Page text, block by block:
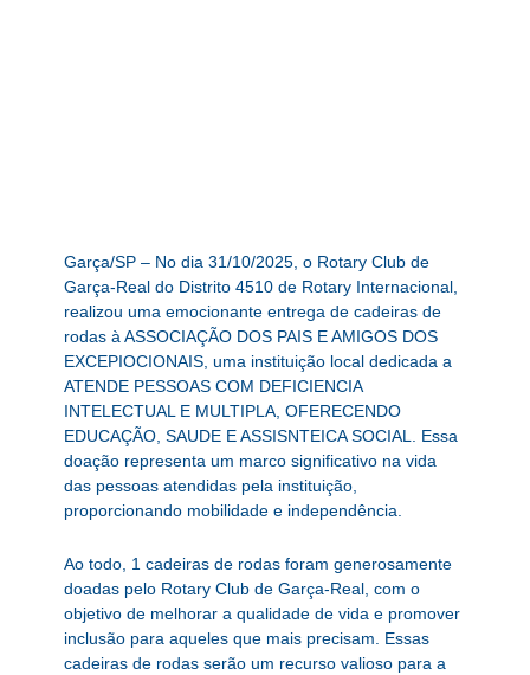
Garça/SP – No dia 31/10/2025, o Rotary Club de
Garça-Real do Distrito 4510 de Rotary Internacional,
realizou uma emocionante entrega de cadeiras de
rodas à ASSOCIAÇÃO DOS PAIS E AMIGOS DOS
EXCEPIOCIONAIS, uma instituição local dedicada a
ATENDE PESSOAS COM DEFICIENCIA
INTELECTUAL E MULTIPLA, OFERECENDO
EDUCAÇÃO, SAUDE E ASSISNTEICA SOCIAL. Essa
doação representa um marco significativo na vida
das pessoas atendidas pela instituição,
proporcionando mobilidade e independência.
Ao todo, 1 cadeiras de rodas foram generosamente
doadas pelo Rotary Club de Garça-Real, com o
objetivo de melhorar a qualidade de vida e promover
inclusão para aqueles que mais precisam. Essas
cadeiras de rodas serão um recurso valioso para a